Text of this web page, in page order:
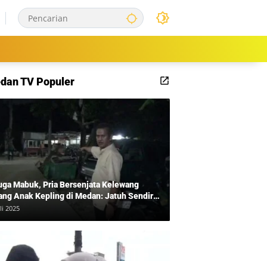
TV Populer
Mabuk, Pria Bersenjata Kelewang
Anak Kepling di Medan: Jatuh Sendiri
Mengamuk
2025